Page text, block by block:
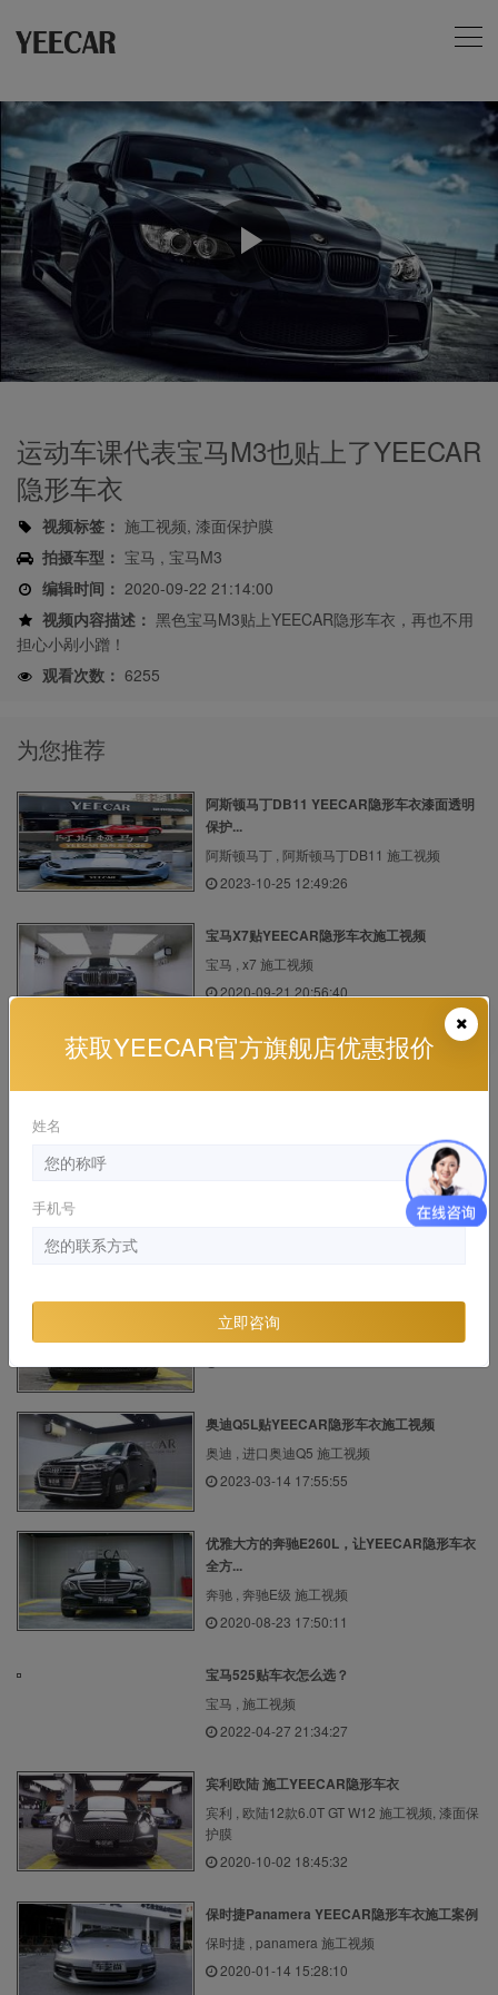
Play
Video
运动车课代表宝马M3也贴上了YEECAR
隐形车衣
视频标签： 施工视频, 漆面保护膜
拍摄车型： 宝马 , 宝马M3
编辑时间： 2020-09-22 21:14:00
视频内容描述： 黑色宝马M3贴上YEECAR隐形车衣，再也不用
担心小剐小蹭！
观看次数： 6255
为您推荐
阿斯顿马丁DB11 YEECAR隐形车衣漆面透明
保护...
阿斯顿马丁 , 阿斯顿马丁DB11 施工视频
2023-10-25 12:49:26
宝马X7贴YEECAR隐形车衣施工视频
宝马 , x7 施工视频
2020-09-21 20:56:40
理想ONE绿色施工YEECAR隐形车衣
宾利添越贴YEECAR隐形车衣怎么样？可以用
宾利欧陆 YEECAR隐形车衣施工案例
宾利 , 欧陆12款6.0T GT W12 施工视频
奥迪Q5L贴YEECAR隐形车衣施工视频
奥迪 , 进口奥迪Q5 施工视频
2023-03-14 17:55:55
优雅大方的奔驰E260L，让YEECAR隐形车衣
全方...
奔驰 , 奔驰E级 施工视频
2020-08-23 17:50:11
宝马525贴车衣怎么选？
宝马 , 施工视频
2022-04-27 21:34:27
宾利欧陆 施工YEECAR隐形车衣
宾利 , 欧陆12款6.0T GT W12 施工视频, 漆面保
护膜
2020-10-02 18:45:32
保时捷Panamera YEECAR隐形车衣施工案例
保时捷 , panamera 施工视频
2020-01-14 15:28:10
获取YEECAR官方旗舰店优惠报价
姓名
手机号
立即咨询